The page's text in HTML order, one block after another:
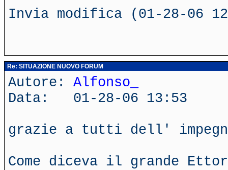
Invia modifica (01-28-06
Re: SITUAZIONE NUOVO FORUM
Autore: Alfonso_
Data: 01-28-06 13:53
grazie a tutti dell'
Come diceva il grande